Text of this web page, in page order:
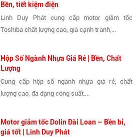
Bền, tiết kiệm điện
Linh Duy Phát cung cấp motor giảm tốc
Toshiba chất lượng cao, giá cạnh tranh,...
Hộp Số Ngành Nhựa Giá Rẻ | Bền, Chất
Lượng
Cung cấp hộp số ngành nhựa giá rẻ, chất
lượng cao, đa dạng công suất....
Motor giảm tốc Dolin Đài Loan – Bền bỉ,
giá tốt | Linh Duy Phát